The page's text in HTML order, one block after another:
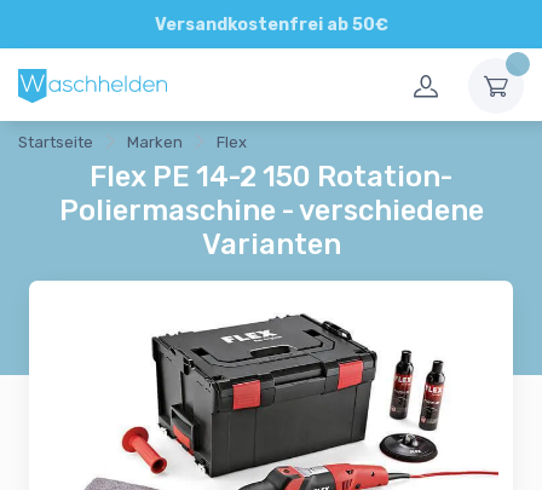
Versandkostenfrei ab 50€
Direkte und persönliche Beratung
Startseite Marken Flex
Flex PE 14-2 150 Rotation-
Poliermaschine - verschiedene
Varianten